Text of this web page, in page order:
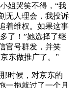
姐哭笑不得，“我
无人理会，我投诉
着维权。如果这事
了！”她选择了继
官号群发，并笑
东做推广了。”
时候，对京东的
一拖就过了一个月